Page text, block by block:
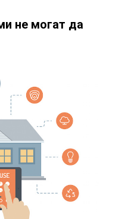
не могат да